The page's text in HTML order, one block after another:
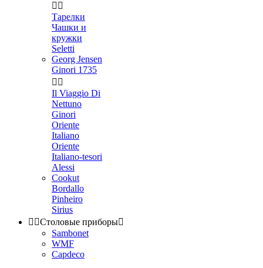
 
Тарелки
Чашки и
кружки
Seletti
Georg Jensen
Ginori 1735
 
Il Viaggio Di
Nettuno
Ginori
Oriente
Italiano
Oriente
Italiano-tesori
Alessi
Cookut
Bordallo
Pinheiro
Sirius
 Столовые приборы
Sambonet
WMF
Capdeco